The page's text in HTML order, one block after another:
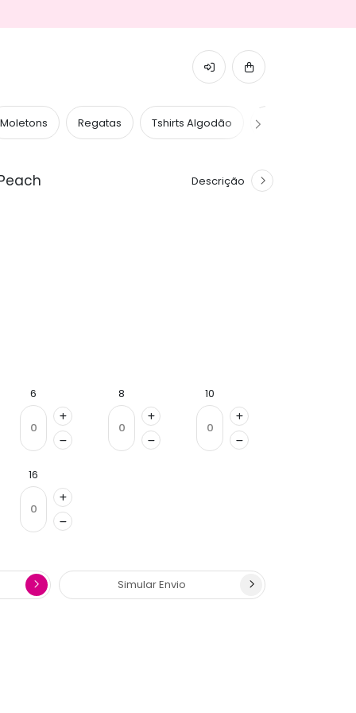
Moletons Regatas Tshirts Algodão
Descrição
6 8 10
16
Simular Envio